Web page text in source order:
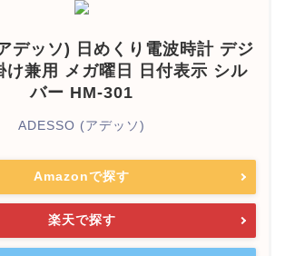
デッソ) 日めくり電波時計 デジ
け兼用 メガ曜日 日付表示 シル
バー HM-301
ADESSO (アデッソ)
Amazonで探す
楽天で探す